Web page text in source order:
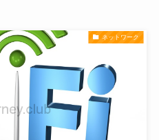
ネットワーク